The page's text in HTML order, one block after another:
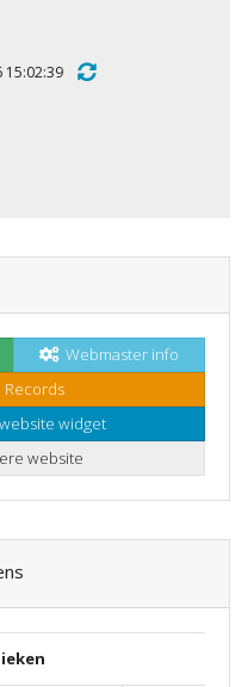
15:02:39
Webmaster info
Records
widget
website